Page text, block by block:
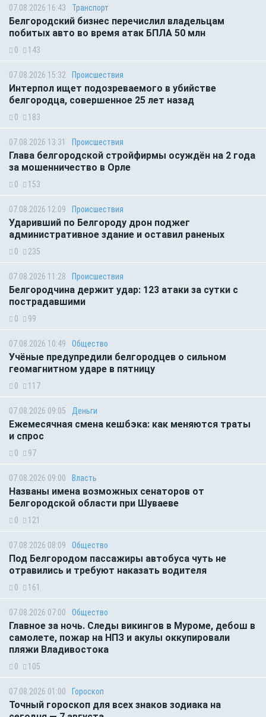
07.08.2026 16:43 Транспорт
Белгородский бизнес перечислил владельцам
побитых авто во время атак БПЛА 50 млн
0 143
07.08.2026 15:32 Происшествия
Интерпол ищет подозреваемого в убийстве
белгородца, совершенное 25 лет назад
0 183
07.08.2026 13:31 Происшествия
Глава белгородской стройфирмы осуждён на 2 года
за мошенничество в Орле
0 153
07.08.2026 12:09 Происшествия
Ударивший по Белгороду дрон поджег
административное здание и оставил раненых
0 235
07.08.2026 11:28 Происшествия
Белгородчина держит удар: 123 атаки за сутки с
пострадавшими
0 99
07.08.2026 10:49 Общество
Учёные предупредили белгородцев о сильном
геомагнитном ударе в пятницу
0 117
07.08.2026 09:05 Деньги
Ежемесячная смена кешбэка: как меняются траты
и спрос
0 97
07.08.2026 09:00 Власть
Названы имена возможных сенаторов от
Белгородской области при Шуваеве
0 121
07.08.2026 08:09 Общество
Под Белгородом пассажиры автобуса чуть не
отравились и требуют наказать водителя
0 161
07.08.2026 07:00 Общество
Главное за ночь. Следы викингов в Муроме, дебош в
самолете, пожар на НПЗ и акулы оккупировали
пляжи Владивостока
0 105
07.08.2026 01:00 Гороскоп
Точный гороскоп для всех знаков зодиака на